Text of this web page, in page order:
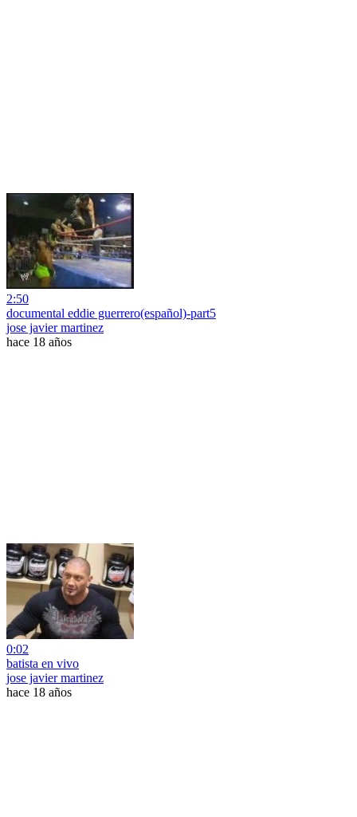
2:50
documental eddie guerrero(español)-part5
jose javier martinez
hace 18 años
0:02
batista en vivo
jose javier martinez
hace 18 años